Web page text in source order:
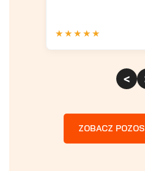
★ ★ ★ ★ ★
<
ZOBACZ